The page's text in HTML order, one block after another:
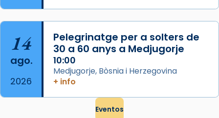
14
ago.
2026
Pelegrinatge per a solters de
30 a 60 anys a Medjugorje
10:00
Medjugorje, Bòsnia i Herzegovina
+ info
Eventos